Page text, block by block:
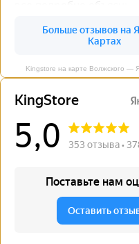
Kingstore на карте Волжского —